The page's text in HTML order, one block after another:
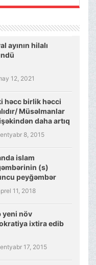
ayının hilalı
12, 2021
həcc birlik həcci
Müsəlmanlar
daha artıq
olmalıdırlar
8, 2015
islam
(s)
peyğəmbər
dair sübutlar
11, 2018
yeni növ
ixtira edib
17, 2015